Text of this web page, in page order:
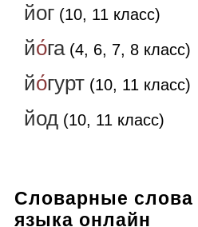
йог (10, 11 класс)
йо́га(4, 6, 7, 8 класс)
йо́гурт (10, 11 класс)
йод (10, 11 класс)
Словарные слова
языка онлайн